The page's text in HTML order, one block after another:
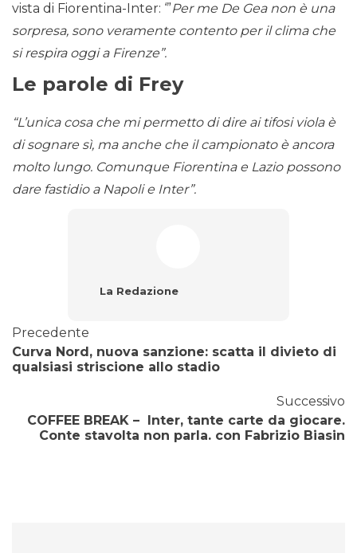
vista di Fiorentina-Inter: ‘”Per me De Gea non è una
sorpresa, sono veramente contento per il clima che
si respira oggi a Firenze”.
Le parole di Frey
“L’unica cosa che mi permetto di dire ai tifosi viola è
di sognare sì, ma anche che il campionato è ancora
molto lungo. Comunque Fiorentina e Lazio possono
dare fastidio a Napoli e Inter”.
La Redazione
Precedente
Curva Nord, nuova sanzione: scatta il divieto di
qualsiasi striscione allo stadio
Successivo
COFFEE BREAK – Inter, tante carte da giocare.
Conte stavolta non parla. con Fabrizio Biasin